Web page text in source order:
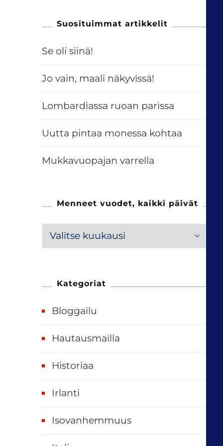
Suosituimmat artikkelit
Se oli siinä!
Jo vain, maali näkyvissä!
Lombardiassa ruoan parissa
Uutta pintaa monessa kohtaa
Mukkavuopajan varrella
Menneet vuodet, kaikki päivät
M
e
e
v
u
o
e
t
Kategoriat
Bloggailu
Hautausmailla
Historiaa
Irlanti
Isovanhemmuus